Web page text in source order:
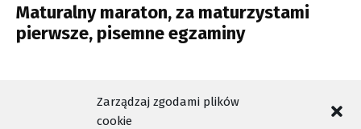
Zarządzaj zgodami plików
cookie
Maturalny maraton, za maturzystami
pierwsze, pisemne egzaminy